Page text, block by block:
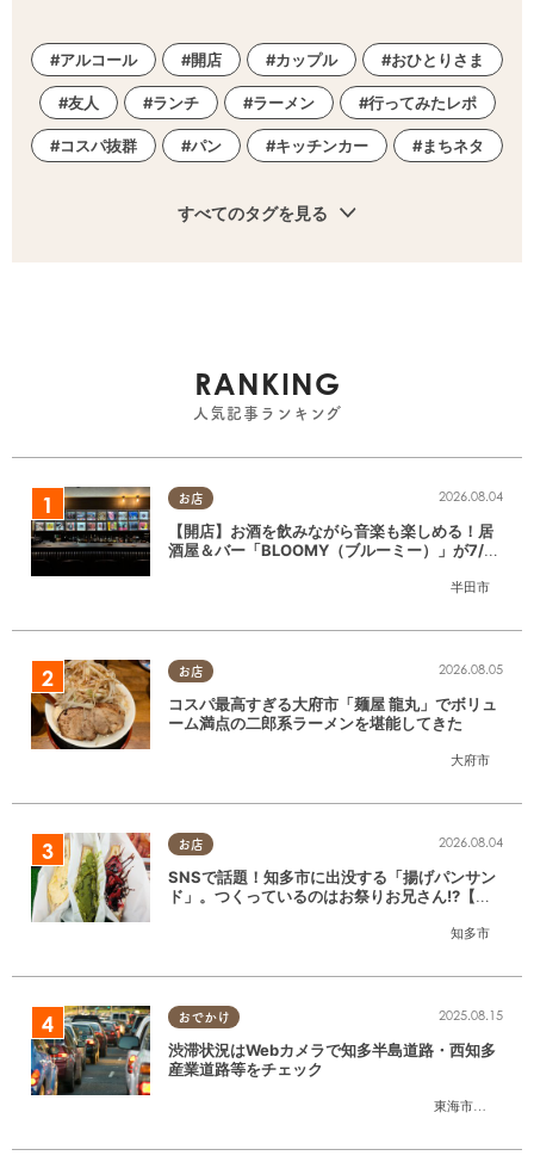
アルコール 開店 カップル おひとりさま
友人 ランチ ラーメン 行ってみたレポ
コスパ抜群 パン キッチンカー まちネタ
すべてのタグを見る
RANKING
人気記事ランキング
お店
半田市
2026.08.04
【開店】お酒を飲みながら音楽も楽しめる！居
酒屋＆バー「BLOOMY（ブルーミー）」が7/3
お店
大府市
2026.08.05
コスパ最高すぎる大府市「麺屋 龍丸」でボリュ
ーム満点の二郎系ラーメンを堪能してきた
お店
知多市
2026.08.04
SNSで話題！知多市に出没する「揚げパンサン
ド」。つくっているのはお祭りお兄さん!?【ち
おでかけ
東海市
,大府市
2025.08.15
渋滞状況はWebカメラで知多半島道路・西知多
産業道路等をチェック